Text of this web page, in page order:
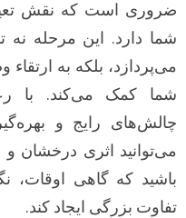
ضروری است که نقش
شما دارد. این مرحله نه
می‌پردازد، بلکه به
شما کمک می‌کند. با
چالش‌های رایج و
می‌توانید اثری درخشان و
باشید که گاهی اوقات،
تفاوت بزرگی ایجاد کند.